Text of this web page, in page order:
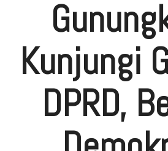
Kunjungi
DPRD,